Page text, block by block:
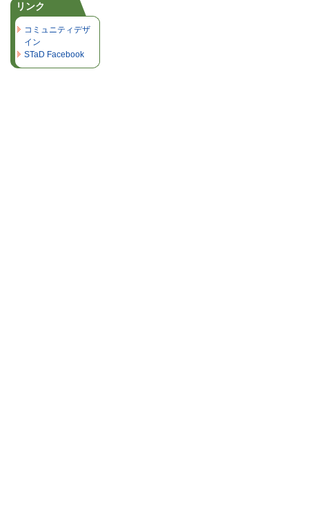
リンク
コミュニティデザ
イン
STaD Facebook